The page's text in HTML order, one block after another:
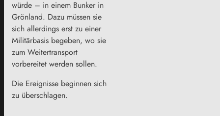
würde – in einem Bunker in
Grönland. Dazu müssen sie
sich allerdings erst zu einer
Militärbasis begeben, wo sie
zum Weitertransport
vorbereitet werden sollen.
Die Ereignisse beginnen sich
zu überschlagen.